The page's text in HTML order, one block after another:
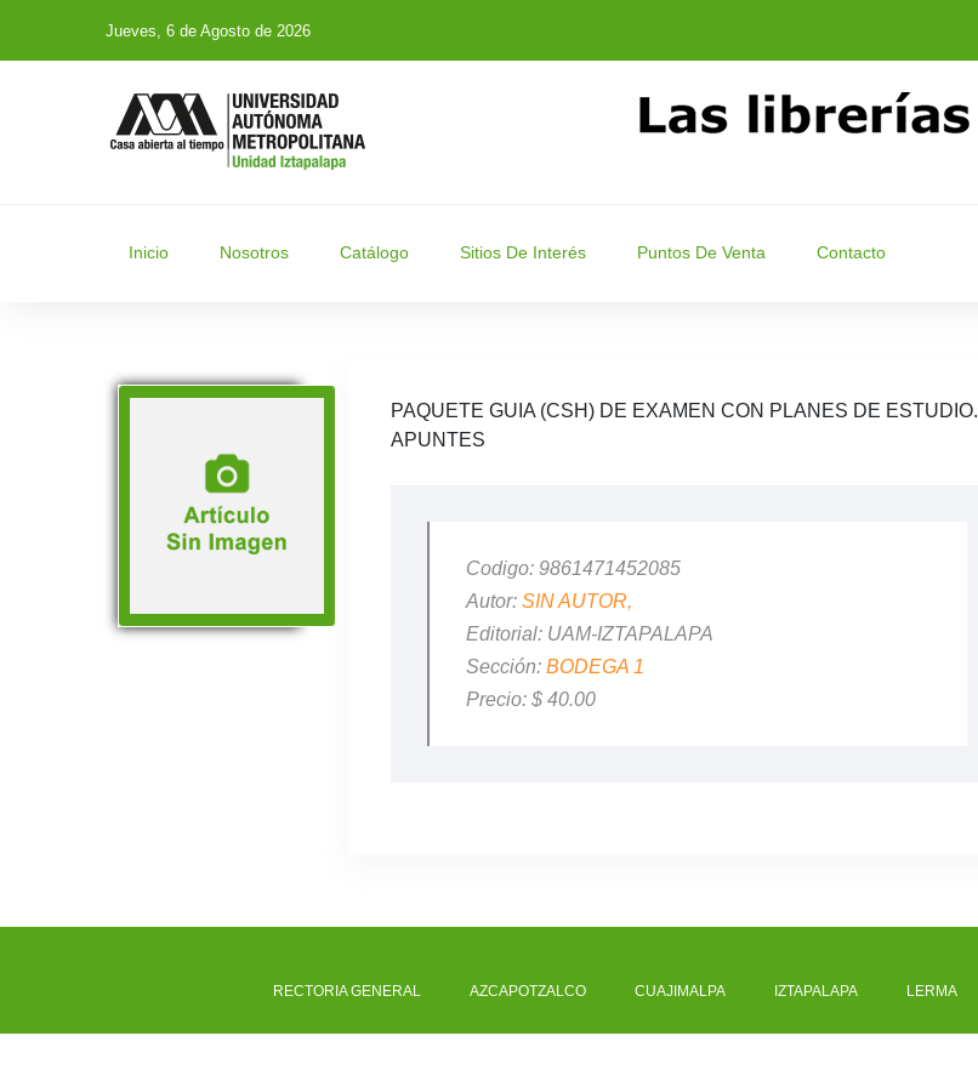
Jueves, 6 de Agosto de 2026
Inicio Nosotros Catálogo Sitios De Interés Puntos De Venta Contacto
PAQUETE GUIA (CSH) DE EXAMEN CON PLANES DE ESTUDIO.
APUNTES
Codigo: 9861471452085
Autor: SIN AUTOR,
Editorial: UAM-IZTAPALAPA
Sección: BODEGA 1
Precio: $ 40.00
RECTORIA GENERAL AZCAPOTZALCO CUAJIMALPA IZTAPALAPA LERMA